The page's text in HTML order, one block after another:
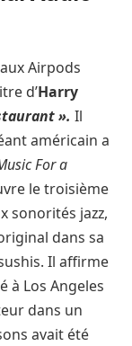
Airpods
d’Harry
». Il
américain a
For a
le troisième
sonorités jazz,
dans sa
Il affirme
à Los Angeles
dans un
avait été